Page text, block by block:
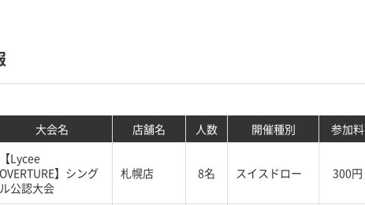
大会名 店舗名 人数 開催種別 参加料
【Lycee
OVERTURE】シング
ル公認大会
札幌店 8名 スイスドロー 300円